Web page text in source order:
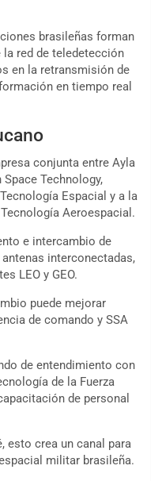
brasileñas forman
la red de teledetección
en la retransmisión de
en tiempo real
conjunta entre Ayla
Technology,
Espacial y a la
Aeroespacial.
e intercambio de
interconectadas,
LEO y GEO.
puede mejorar
de comando y SSA
de entendimiento con
de la Fuerza
de personal
esto crea un canal para
militar brasileña.